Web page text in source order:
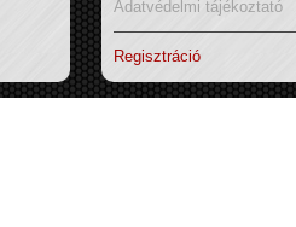
Adatvédelmi tájékoztató
Regisztráció